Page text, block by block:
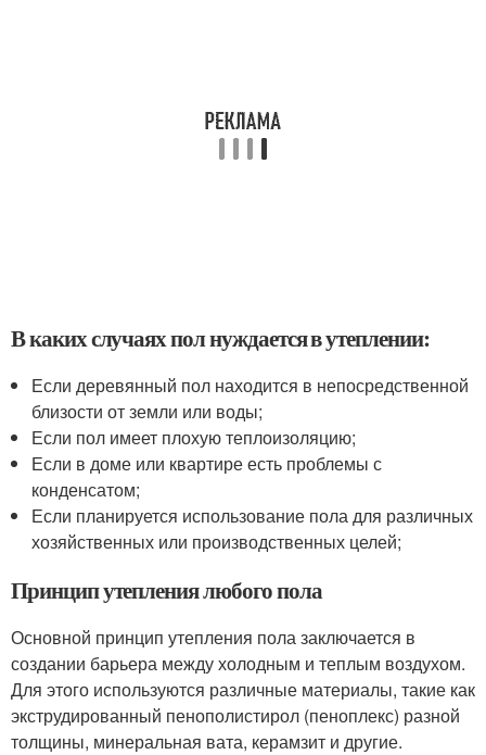
В каких случаях пол нуждается в утеплении:
Если деревянный пол находится в непосредственной
близости от земли или воды;
Если пол имеет плохую теплоизоляцию;
Если в доме или квартире есть проблемы с
конденсатом;
Если планируется использование пола для различных
хозяйственных или производственных целей;
Принцип утепления любого пола
Основной принцип утепления пола заключается в
создании барьера между холодным и теплым воздухом.
Для этого используются различные материалы, такие как
экструдированный пенополистирол (пеноплекс) разной
толщины, минеральная вата, керамзит и другие.